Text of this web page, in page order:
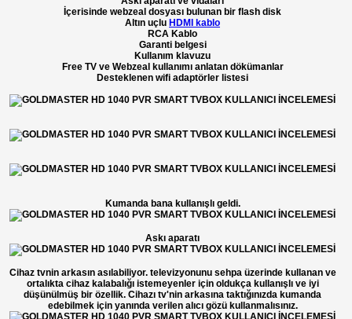
İçerisinde webzeal dosyası bulunan bir flash disk
Altın uçlu HDMI kablo
RCA Kablo
Garanti belgesi
Kullanım klavuzu
Free TV ve Webzeal kullanımı anlatan dökümanlar
Desteklenen wifi adaptörler listesi
Kumanda bana kullanışlı geldi.
Askı aparatı
Cihaz tvnin arkasın asılabiliyor. televizyonunu sehpa üzerinde kullanan ve
ortalıkta cihaz kalabalığı istemeyenler için oldukça kullanışlı ve iyi
düşünülmüş bir özellik. Cihazı tv'nin arkasına taktığınızda kumanda
edebilmek için yanında verilen alıcı gözü kullanmalısınız.